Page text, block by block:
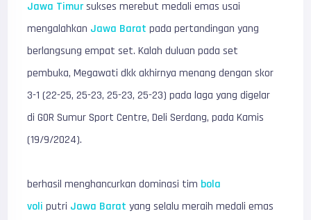
Jawa Timursukses merebut medali emas usai
mengalahkan Jawa Barat pada pertandingan yang
berlangsung empat set. Kalah duluan pada set
pembuka, Megawati dkk akhirnya menang dengan skor
3-1 (22-25, 25-23, 25-23, 25-23) pada laga yang digelar
di GOR Sumur Sport Centre, Deli Serdang, pada Kamis
(19/9/2024).
berhasil menghancurkan dominasi tim bola
voli putri Jawa Barat yang selalu meraih medali emas